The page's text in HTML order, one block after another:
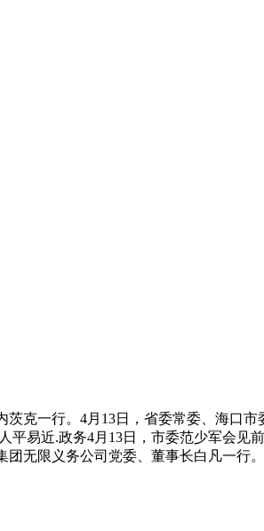
一行。4月13日，省委常委、海口市
易近.政务4月13日，市委范少军会见
无限义务公司党委、董事长白凡一行。